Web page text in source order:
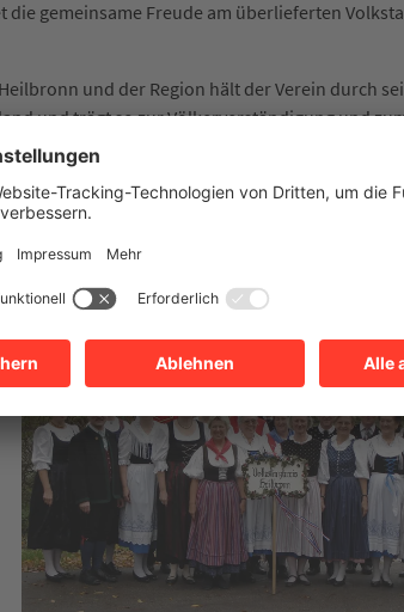
gemeinsame Freude am überlieferten
und der Region hält der Verein durch
und trägt so zur Völkerverständigung und
Geburtsort oder Familie eine Beziehung
Haus der Heimat in der Horkheimer Straße 30 in